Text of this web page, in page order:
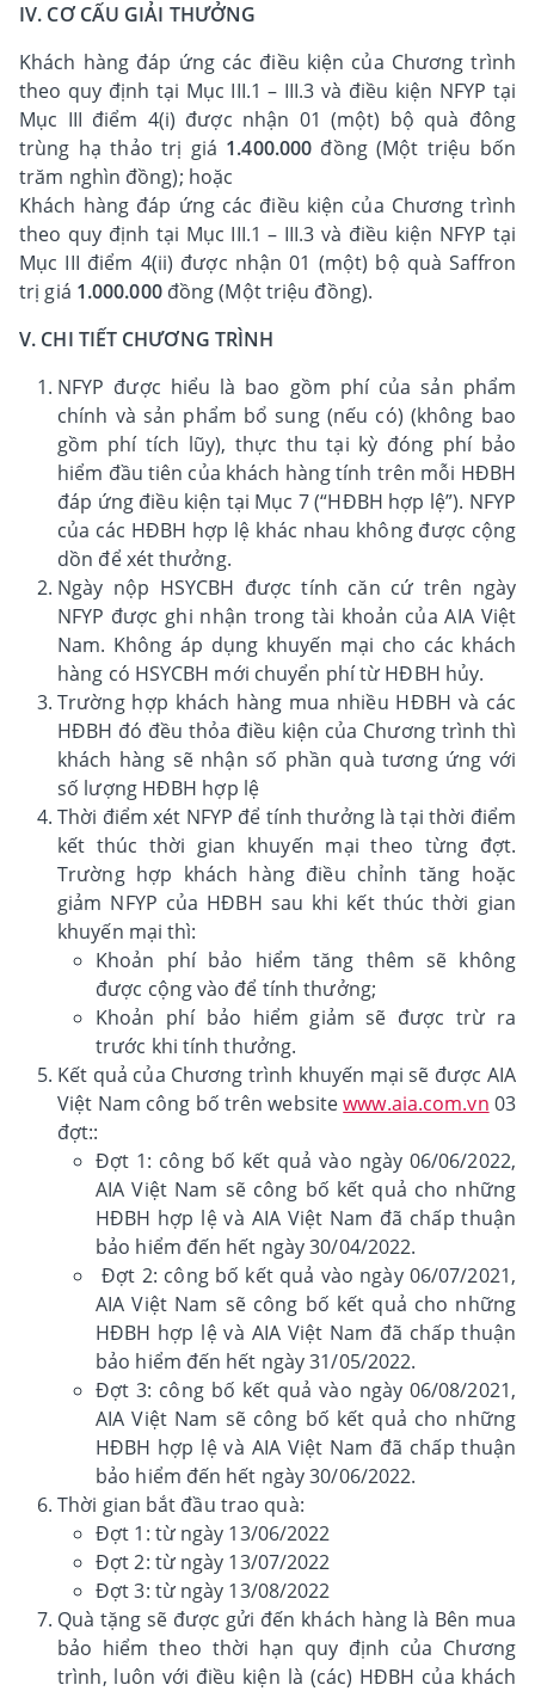
IV. CƠ CẤU GIẢI THƯỞNG
Khách hàng đáp ứng các điều kiện của Chương trình
theo quy định tại Mục III.1 – III.3 và điều kiện NFYP tại
Mục III điểm 4(i) được nhận 01 (một) bộ quà đông
trùng hạ thảo trị giá 1.400.000 đồng (Một triệu bốn
trăm nghìn đồng); hoặc
Khách hàng đáp ứng các điều kiện của Chương trình
theo quy định tại Mục III.1 – III.3 và điều kiện NFYP tại
Mục III điểm 4(ii) được nhận 01 (một) bộ quà Saffron
trị giá 1.000.000đồng (Một triệu đồng).
V. CHI TIẾT CHƯƠNG TRÌNH
NFYP được hiểu là bao gồm phí của sản phẩm
chính và sản phẩm bổ sung (nếu có) (không bao
gồm phí tích lũy), thực thu tại kỳ đóng phí bảo
hiểm đầu tiên của khách hàng tính trên mỗi HĐBH
đáp ứng điều kiện tại Mục 7 (“HĐBH hợp lệ”). NFYP
của các HĐBH hợp lệ khác nhau không được cộng
dồn để xét thưởng.
Ngày nộp HSYCBH được tính căn cứ trên ngày
NFYP được ghi nhận trong tài khoản của AIA Việt
Nam. Không áp dụng khuyến mại cho các khách
hàng có HSYCBH mới chuyển phí từ HĐBH hủy.
Trường hợp khách hàng mua nhiều HĐBH và các
HĐBH đó đều thỏa điều kiện của Chương trình thì
khách hàng sẽ nhận số phần quà tương ứng với
số lượng HĐBH hợp lệ
Thời điểm xét NFYP để tính thưởng là tại thời điểm
kết thúc thời gian khuyến mại theo từng đợt.
Trường hợp khách hàng điều chỉnh tăng hoặc
giảm NFYP của HĐBH sau khi kết thúc thời gian
khuyến mại thì:
Khoản phí bảo hiểm tăng thêm sẽ không
được cộng vào để tính thưởng;
Khoản phí bảo hiểm giảm sẽ được trừ ra
trước khi tính thưởng.
Kết quả của Chương trình khuyến mại sẽ được AIA
Việt Nam công bố trên websitewww.aia.com.vn 03
đợt::
Đợt 1: công bố kết quả vào ngày 06/06/2022,
AIA Việt Nam sẽ công bố kết quả cho những
HĐBH hợp lệ và AIA Việt Nam đã chấp thuận
bảo hiểm đến hết ngày 30/04/2022.
Đợt 2: công bố kết quả vào ngày 06/07/2021,
AIA Việt Nam sẽ công bố kết quả cho những
HĐBH hợp lệ và AIA Việt Nam đã chấp thuận
bảo hiểm đến hết ngày 31/05/2022.
Đợt 3: công bố kết quả vào ngày 06/08/2021,
AIA Việt Nam sẽ công bố kết quả cho những
HĐBH hợp lệ và AIA Việt Nam đã chấp thuận
bảo hiểm đến hết ngày 30/06/2022.
Thời gian bắt đầu trao quà:
Đợt 1: từ ngày 13/06/2022
Đợt 2: từ ngày 13/07/2022
Đợt 3: từ ngày 13/08/2022
Quà tặng sẽ được gửi đến khách hàng là Bên mua
bảo hiểm theo thời hạn quy định của Chương
trình, luôn với điều kiện là (các) HĐBH của khách